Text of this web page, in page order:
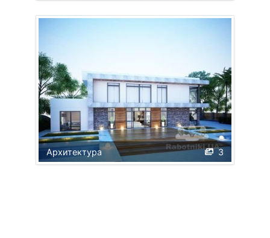
3
Архитектура